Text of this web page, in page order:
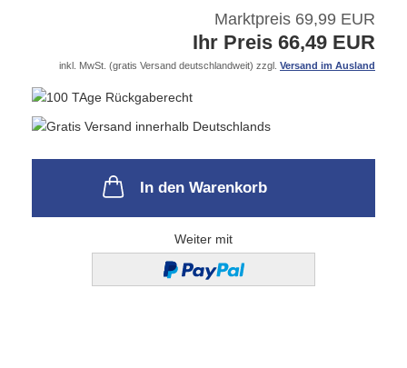
Marktpreis 69,99 EUR
Ihr Preis 66,49 EUR
inkl. MwSt. (gratis Versand deutschlandweit) zzgl. Versand im Ausland
In den Warenkorb
Weiter mit